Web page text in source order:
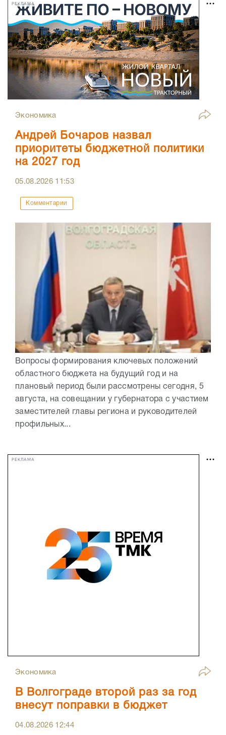
РЕКЛАМА
Экономика
Андрей Бочаров назвал
приоритеты бюджетной политики
на 2027 год
05.08.2026 11:53
Комментарии
Вопросы формирования ключевых положений
областного бюджета на будущий год и на
плановый период были рассмотрены сегодня, 5
августа, на совещании у губернатора с участием
заместителей главы региона и руководителей
профильных...
РЕКЛАМА
Экономика
В Волгограде второй раз за год
внесут поправки в бюджет
04.08.2026 12:44